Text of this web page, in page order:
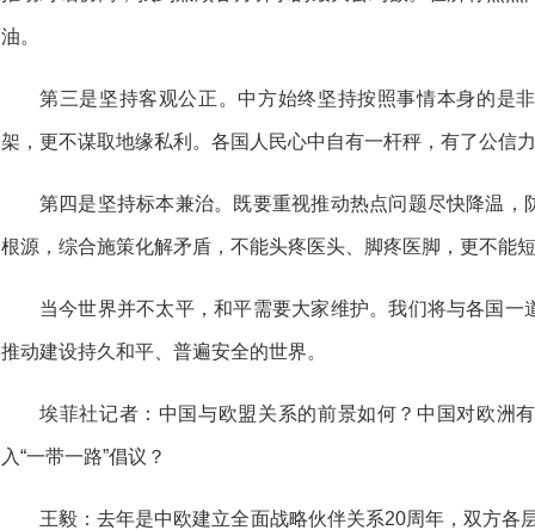
油。
第三是坚持客观公正。中方始终坚持按照事情本身的是
架，更不谋取地缘私利。各国人民心中自有一杆秤，有了公信
第四是坚持标本兼治。既要重视推动热点问题尽快降温
根源，综合施策化解矛盾，不能头疼医头、脚疼医脚，更不能
当今世界并不太平，和平需要大家维护。我们将与各国
推动建设持久和平、普遍安全的世界。
埃菲社记者：中国与欧盟关系的前景如何？中国对欧洲
入“一带一路”倡议？
王毅：去年是中欧建立全面战略伙伴关系20周年，双方各